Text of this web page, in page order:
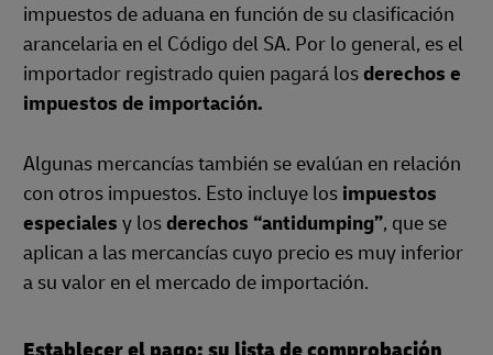
impuestos de aduana en función de su clasificación
arancelaria en el Código del SA. Por lo general, es el
importador registrado quien pagará losderechos e
impuestos de importación.
Algunas mercancías también se evalúan en relación
con otros impuestos. Esto incluye los impuestos
especiales y losderechos “antidumping”, que se
aplican a las mercancías cuyo precio es muy inferior
a su valor en el mercado de importación.